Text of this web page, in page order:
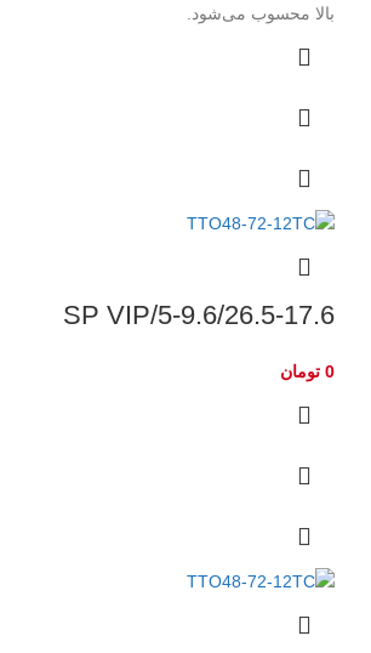
بالا محسوب می‌شود.
5-9.6/26.5-17.6/SP VIP
0 تومان